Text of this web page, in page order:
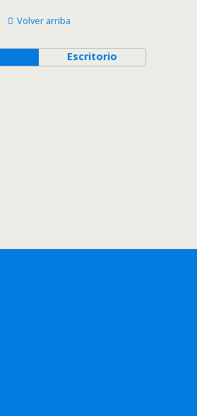
Volver arriba
Escritorio